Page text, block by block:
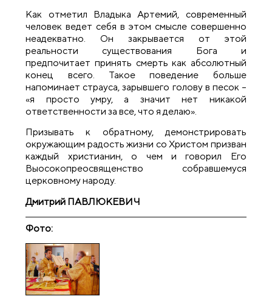
Как отметил Владыка Артемий, современный
человек ведет себя в этом смысле совершенно
неадекватно. Он закрывается от этой
реальности существования Бога и
предпочитает принять смерть как абсолютный
конец всего. Такое поведение больше
напоминает страуса, зарывшего голову в песок –
«я просто умру, а значит нет никакой
ответственности за все, что я делаю».
Призывать к обратному, демонстрировать
окружающим радость жизни со Христом призван
каждый христианин, о чем и говорил Его
Выосокопреосвященство собравшемуся
церковному народу.
Дмитрий ПАВЛЮКЕВИЧ
Фото: